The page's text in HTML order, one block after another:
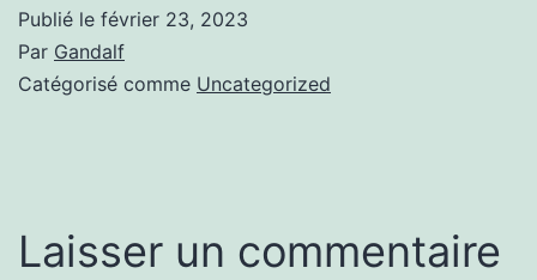
Publié le février 23, 2023
Par Gandalf
Catégorisé comme Uncategorized
Laisser un commentaire